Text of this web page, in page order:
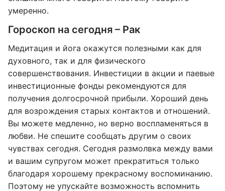
умеренно.
Гороскоп на сегодня – Рак
Медитация и йога окажутся полезными как для
духовного, так и для физического
совершенствования. Инвестиции в акции и паевые
инвестиционные фонды рекомендуются для
получения долгосрочной прибыли. Хороший день
для возрождения старых контактов и отношений.
Вы можете медленно, но верно воспламеняться в
любви. Не спешите сообщать другим о своих
чувствах сегодня. Сегодня размолвка между вами
и вашим супругом может прекратиться только
благодаря хорошему прекрасному воспоминанию.
Поэтому не упускайте возможность вспомнить